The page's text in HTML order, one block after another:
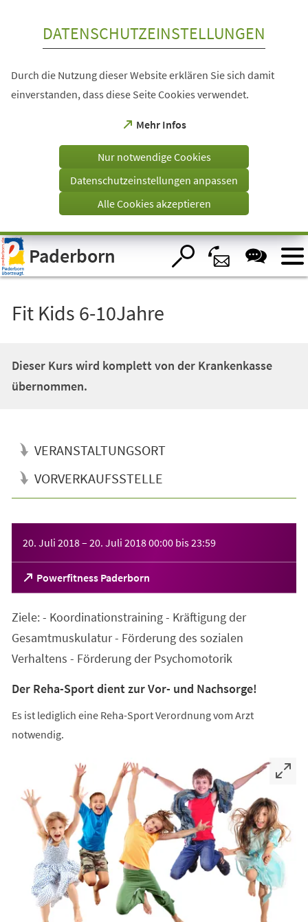
Visuelle
Assistenzsoftware
öffnen.
DATENSCHUTZEINSTELLUNGEN
Durch die Nutzung dieser Website erklären Sie sich damit
einverstanden, dass diese Seite Cookies verwendet.
Mehr Infos
(Öffnet
einem
Tab)
Nur notwendige Cookies
Datenschutzeinstellungen anpassen
Alle Cookies akzeptieren
Paderborn
Fit Kids 6-10Jahre
Dieser Kurs wird komplett von der Krankenkasse
übernommen.
VERANSTALTUNGSORT
VORVERKAUFSSTELLE
20. Juli 2018– 20. Juli 201800:00 bis23:59
Powerfitness Paderborn
(Öffnet
in
neuen
Ziele: - Koordinationstraining - Kräftigung der
Gesamtmuskulatur - Förderung des sozialen
Verhaltens - Förderung der Psychomotorik
Der Reha-Sport dient zur Vor- und Nachsorge!
Es ist lediglich eine Reha-Sport Verordnung vom Arzt
notwendig.